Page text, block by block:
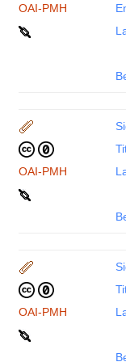
OAI-PMH
OAI-PMH
OAI-PMH